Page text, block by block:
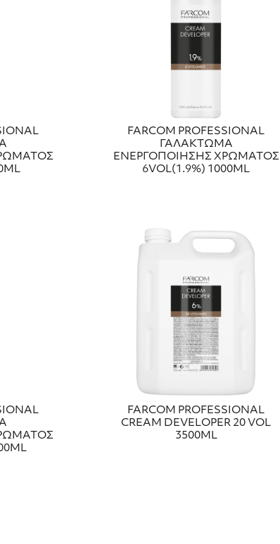
FARCOM PROFESSIONAL
ΓΑΛΑΚΤΩΜΑ
ΕΝΕΡΓΟΠΟΙΗΣΗΣ ΧΡΩΜΑΤΟΣ
6VOL(1.9%) 1000ML
FARCOM PROFESSIONAL
CREAM DEVELOPER 20 VOL
3500ML